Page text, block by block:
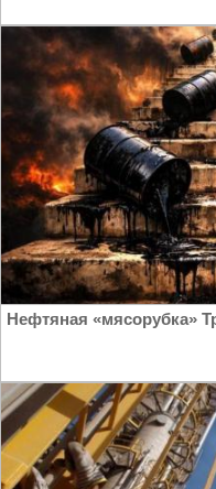
Нефтяная «мясорубка»